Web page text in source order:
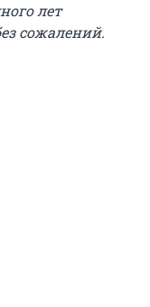
лет
сожалений.